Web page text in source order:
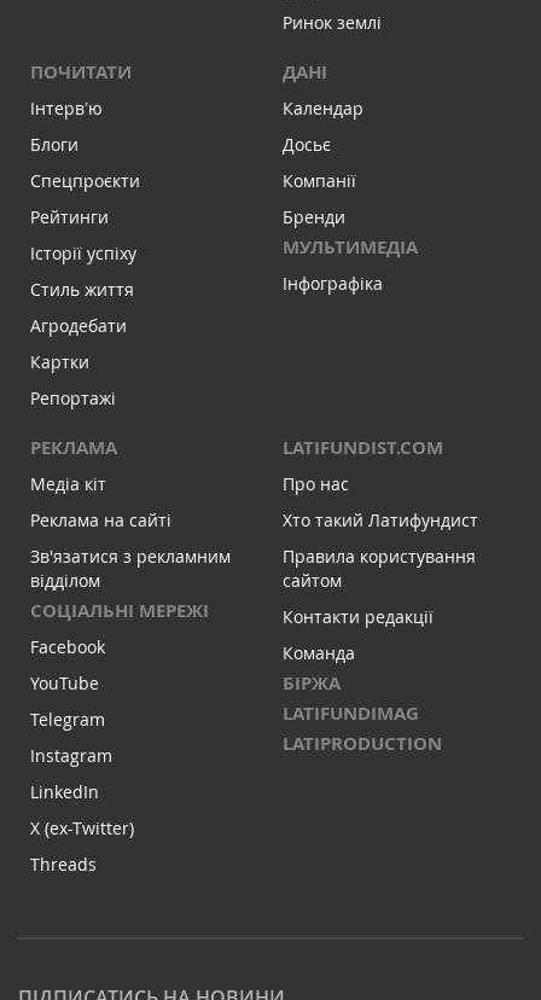
Ринок землі
ПОЧИТАТИ
Інтервʼю
Блоги
Спецпроєкти
Рейтинги
Історії успіху
Стиль життя
Агродебати
Картки
Репортажі
ДАНІ
Календар
Досьє
Компанії
Бренди
МУЛЬТИМЕДІА
Інфографіка
РЕКЛАМА
Медіа кіт
Реклама на сайті
Зв'язатися з рекламним
відділом
СОЦІАЛЬНІ МЕРЕЖІ
Facebook
YouTube
Telegram
Instagram
LinkedIn
X (ex-Twitter)
Threads
LATIFUNDIST.COM
Про нас
Хто такий Латифундист
Правила користування
сайтом
Контакти редакції
Команда
БІРЖА
LATIFUNDIMAG
LATIPRODUCTION